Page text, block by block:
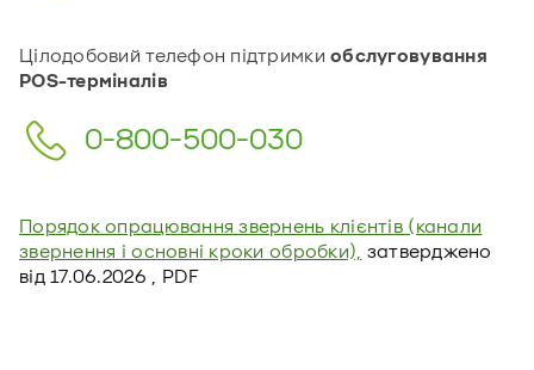
Цілодобовий телефон підтримкиобслуговування
POS-терміналів
0-800-500-030
Порядок опрацювання звернень клієнтів (канали
звернення і основні кроки обробки), затверджено
від 17.06.2026 , PDF